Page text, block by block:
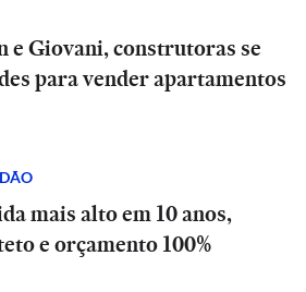
e Giovani, construtoras se
para vender apartamentos
mais alto em 10 anos,
e orçamento 100%